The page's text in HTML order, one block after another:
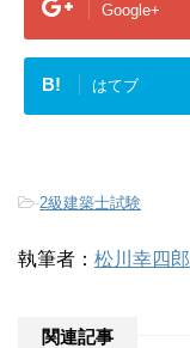
Google+
B! はてブ
-2級建築士試験
執筆者： 松川幸四郎
関連記事